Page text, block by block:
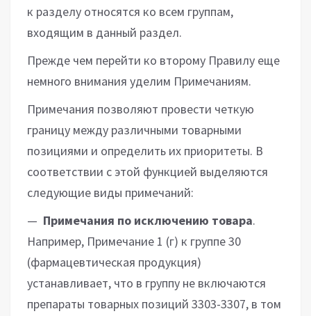
к разделу относятся ко всем группам,
входящим в данный раздел.
Прежде чем перейти ко второму Правилу еще
немного внимания уделим Примечаниям.
Примечания позволяют провести четкую
границу между различными товарными
позициями и определить их приоритеты. В
соответствии с этой функцией выделяются
следующие виды примечаний:
— Примечания по исключению товара.
Например, Примечание 1 (г) к группе 30
(фармацевтическая продукция)
устанавливает, что в группу не включаются
препараты товарных позиций 3303-3307, в том